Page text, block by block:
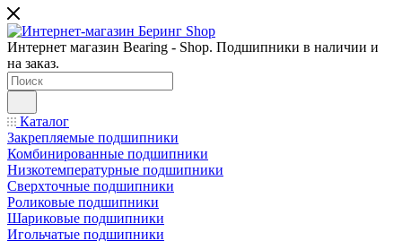
Интернет магазин Bearing - Shop. Подшипники в наличии и
на заказ.
Каталог
Закрепляемые подшипники
Комбинированные подшипники
Низкотемпературные подшипники
Сверхточные подшипники
Роликовые подшипники
Шариковые подшипники
Игольчатые подшипники